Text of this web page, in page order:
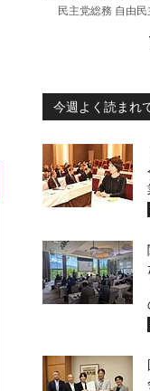
民主党総務 自由
今週よく読まれ